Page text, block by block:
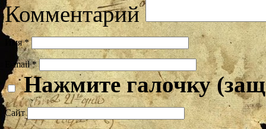
Комментарий
Имя*
E-mail*
Нажмите галочку
Сайт